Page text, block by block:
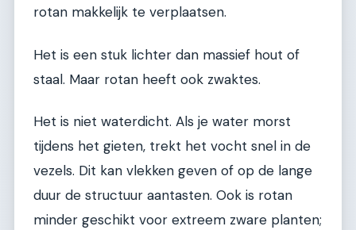
rotan makkelijk te verplaatsen.
Het is een stuk lichter dan massief hout of
staal. Maar rotan heeft ook zwaktes.
Het is niet waterdicht. Als je water morst
tijdens het gieten, trekt het vocht snel in de
vezels. Dit kan vlekken geven of op de lange
duur de structuur aantasten. Ook is rotan
minder geschikt voor extreem zware planten;